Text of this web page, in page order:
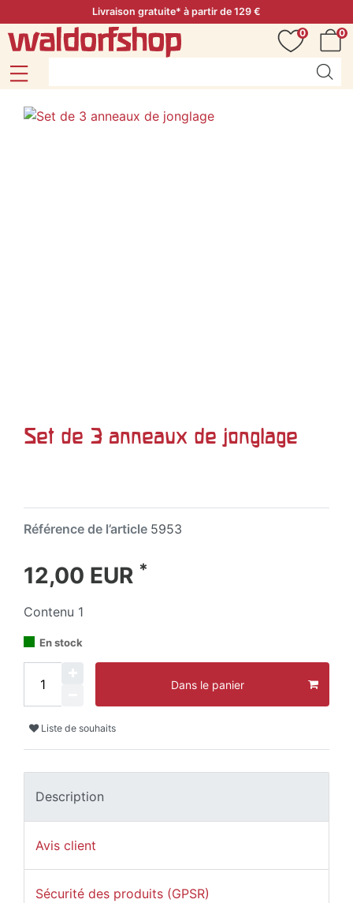
Livraison gratuite* à partir de 129 €
0
0
Set de 3 anneaux de jonglage
Référence de l’article 5953
12,00 EUR *
Contenu 1
En stock
Dans le panier
Liste de souhaits
Description
Avis client
Sécurité des produits (GPSR)